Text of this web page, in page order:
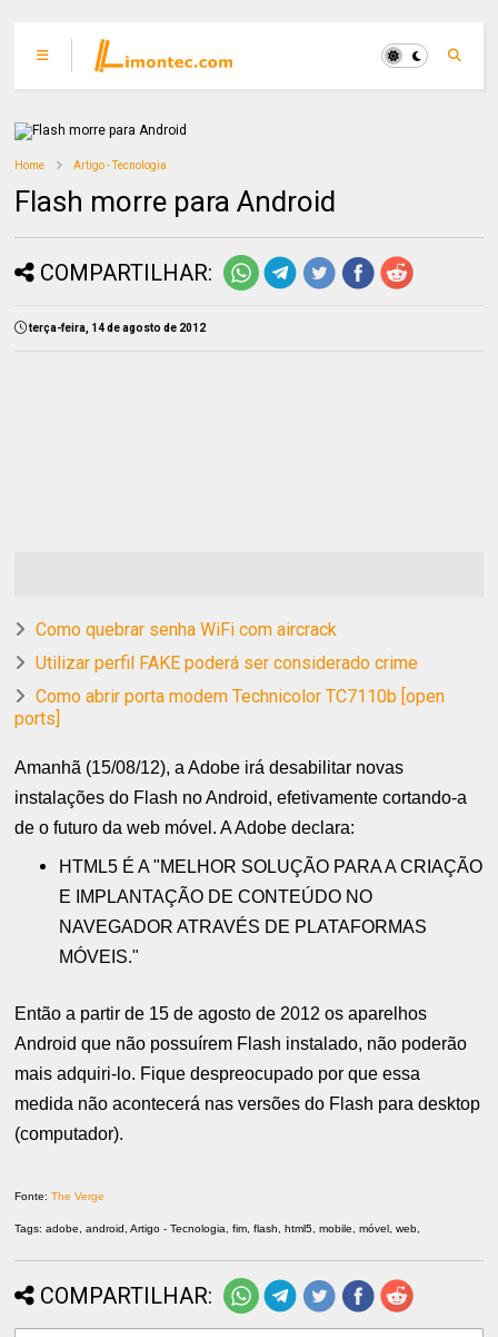
Home Artigo - Tecnologia
Flash morre para Android
COMPARTILHAR:
terça-feira, 14 de agosto de 2012
Como quebrar senha WiFi com aircrack
Utilizar perfil FAKE poderá ser considerado crime
Como abrir porta modem Technicolor TC7110b [open
ports]
Amanhã (15/08/12), a Adobe irá desabilitar novas
instalações do Flash no Android, efetivamente cortando-a
de o futuro da web móvel. A Adobe declara:
HTML5 É A "MELHOR SOLUÇÃO PARA A CRIAÇÃO
E IMPLANTAÇÃO DE CONTEÚDO NO
NAVEGADOR ATRAVÉS DE PLATAFORMAS
MÓVEIS."
Então a partir de 15 de agosto de 2012 os aparelhos
Android que não possuírem Flash instalado, não poderão
mais adquiri-lo. Fique despreocupado por que essa
medida não acontecerá nas versões do Flash para desktop
(computador).
Fonte:The Verge
Tags: adobe, android, Artigo - Tecnologia, fim, flash, html5, mobile, móvel, web,
COMPARTILHAR: